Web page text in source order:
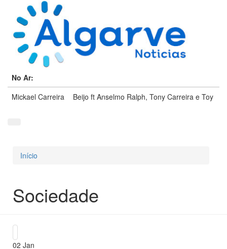
No Ar:
Mickael Carreira
Beijo ft Anselmo Ralph, Tony Carreira e Toy
Está aqui
Início
Sociedade
02 Jan